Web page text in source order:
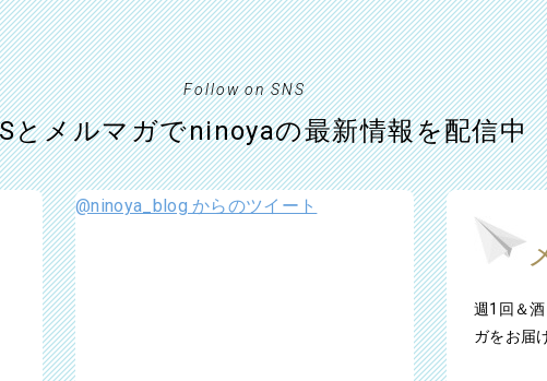
Follow on SNS
とメルマガでninoyaの最新情報を配信中
@ninoya_blog からのツイート
週1回＆
ガをお届